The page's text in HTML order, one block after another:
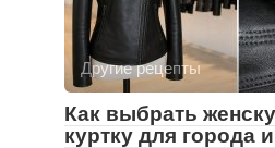
Другие рецепты
Как выбрать
куртку для города